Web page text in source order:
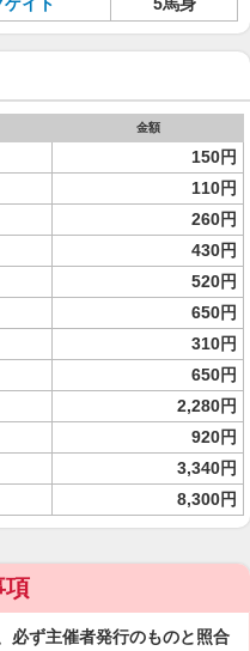
金額
150円
110円
260円
430円
520円
650円
310円
650円
2,280円
920円
3,340円
8,300円
項
必ず主催者発行のものと照合